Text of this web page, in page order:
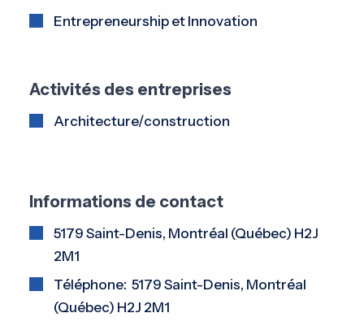
Entrepreneurship et Innovation
Activités des entreprises
Architecture/construction
Informations de contact
5179 Saint-Denis, Montréal (Québec) H2J
2M1
Téléphone: 5179 Saint-Denis, Montréal
(Québec) H2J 2M1